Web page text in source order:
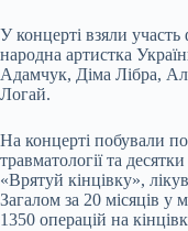
У концерті взяли
народна артистка
Адамчук, Діма Лібра,
Логай.
На концерті побували
травматології та
«Врятуй кінцівку»,
Загалом за 20 місяців
1350 операцій на